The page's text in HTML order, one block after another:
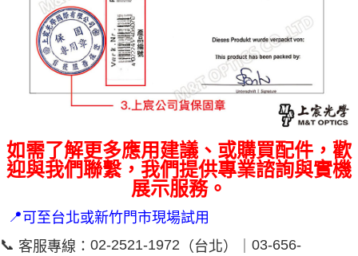
如需了解更多應用建議、或購買配件，歡
迎與我們聯繫，我們提供專業諮詢與實機
展示服務。
📍可至台北或新竹門市現場試用
📞 客服專線： 02-2521-1972 （台北）｜ 03-656-